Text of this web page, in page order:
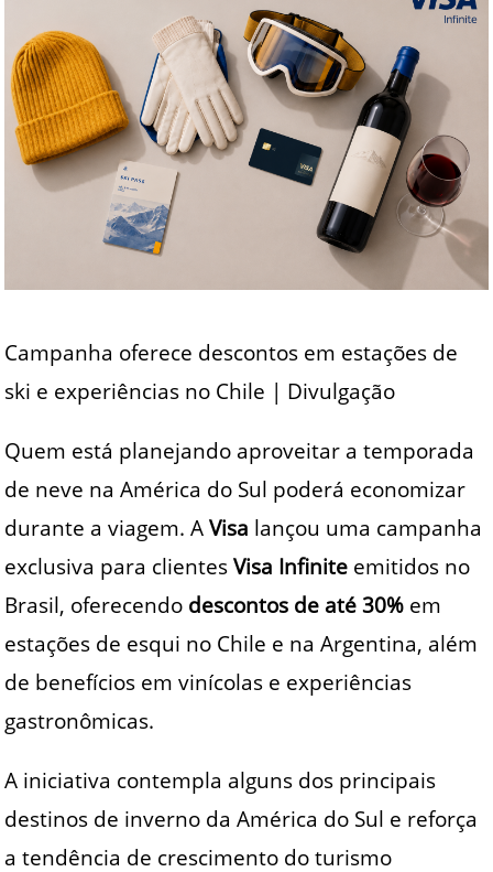
Campanha oferece descontos em estações de
ski e experiências no Chile | Divulgação
Quem está planejando aproveitar a temporada
de neve na América do Sul poderá economizar
durante a viagem. AVisa lançou uma campanha
exclusiva para clientesVisa Infinite emitidos no
Brasil, oferecendo descontos de até 30% em
estações de esqui no Chile e na Argentina, além
de benefícios em vinícolas e experiências
gastronômicas.
A iniciativa contempla alguns dos principais
destinos de inverno da América do Sul e reforça
a tendência de crescimento do turismo